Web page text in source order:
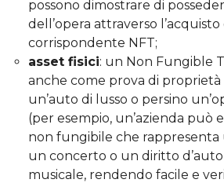
possono dimostrare di
dell’opera attraverso l’acquisto
corrispondente NFT;
asset fisici: un Non Fungible
anche come prova di
un’auto di lusso o persino
(per esempio, un’azienda
non fungibile che
un concerto o un diritto
musicale, rendendo facile e